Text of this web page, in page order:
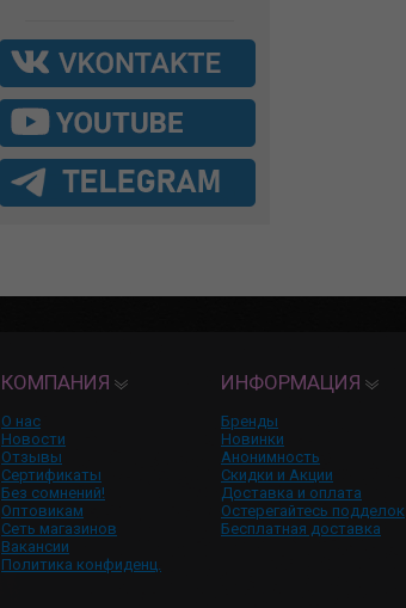
КОМПАНИЯ
О нас
Новости
Отзывы
Сертификаты
Без сомнений!
Оптовикам
Сеть магазинов
Вакансии
Политика конфиденц.
ИНФОРМАЦИЯ
Бренды
Новинки
Анонимность
Скидки и Акции
Доставка и оплата
Остерегайтесь подделок
Бесплатная доставка